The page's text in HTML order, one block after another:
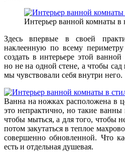
Интерьер ванной комнаты в
Здесь впервые в своей
наклеенную по всему
создать в интерьере этой
но не на одной стене, а чтобы
мы чувствовали себя внутри него.
Ванна на ножках расположена в
это непрактично, но такие ванны
чтобы мыться, а для того, чтобы
потом закутаться в теплое
совершенно обновленной. Что
есть и отдельная душевая.